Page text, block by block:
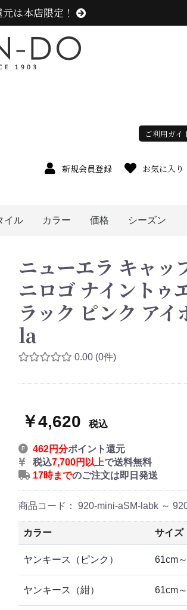
は本店限定！
ご利用ガイ
新規会員登録 お気に入り
イル カラー 価格 シーズン
ニューエラ キャ
ニロゴ ナイントゥ
ラック ピンク ア
la
0.00 (0件)
￥4,620 税込
462円分ポイント還元
税込7,700円以上で送料無料
17時までのご注文は即日発送
商品コード： 920-mini-aSM-labk ～
カラー サイズ
ヤンキース（ピンク） 61cm
ヤンキース（紺） 61cm